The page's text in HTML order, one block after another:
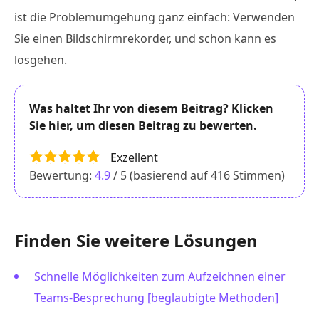
ist die Problemumgehung ganz einfach: Verwenden
Sie einen Bildschirmrekorder, und schon kann es
losgehen.
Was haltet Ihr von diesem Beitrag? Klicken
Sie hier, um diesen Beitrag zu bewerten.
Exzellent
Bewertung: 4.9/ 5 (basierend auf416Stimmen)
Finden Sie weitere Lösungen
Schnelle Möglichkeiten zum Aufzeichnen einer
Teams-Besprechung [beglaubigte Methoden]